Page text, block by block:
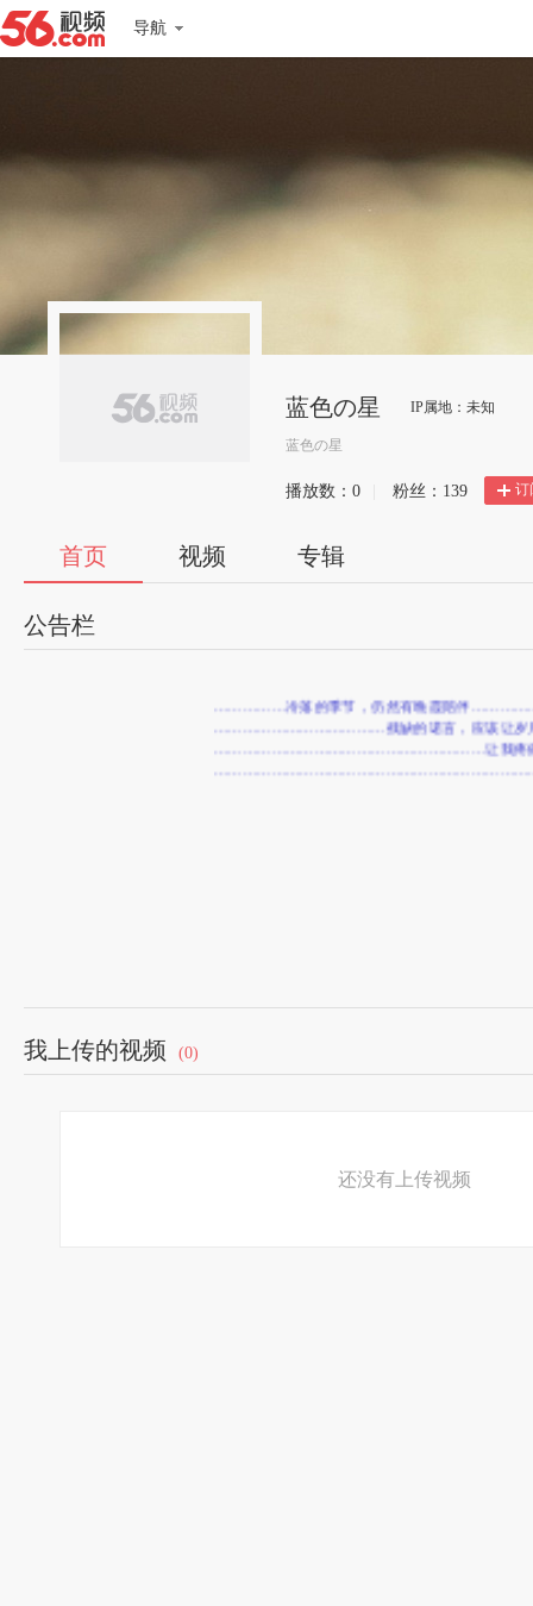
导航
蓝色の星 IP属地：未知
蓝色の星
播放数： 0 粉丝： 139 订
首页 视频 专辑
公告栏
……………冷落的季节，仍然有晚霞陪
………………………………残缺的诺言，应该
…………………………………………………让我疼痛
……………………………………………………………………是
我上传的视频 (0)
还没有上传视频